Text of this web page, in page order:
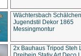
Wächtersbach Schälchen
Jugendstil Dekor 1865
Messingmontur
2x Bauhaus Tripod Steh